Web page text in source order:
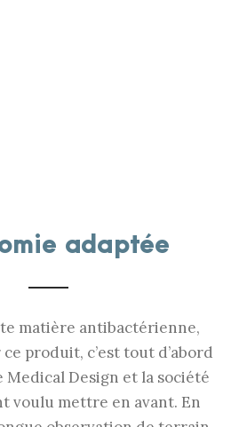
adaptée
matière antibactérienne,
produit, c’est tout d’abord
Medical Design et la société
voulu mettre en avant. En